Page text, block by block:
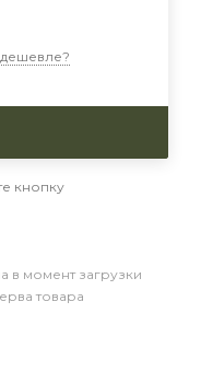
кнопку
в момент загрузки
товара